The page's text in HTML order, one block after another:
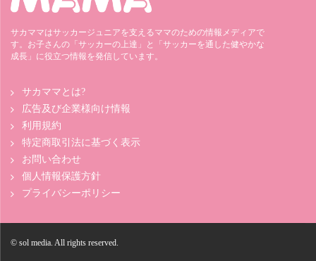
サカママはサッカージュニアを支えるママのための情報メディアで
す。お子さんの「サッカーの上達」と「サッカーを通した健やかな
成長」に役立つ情報を発信しています。
サカママとは?
広告及び企業様向け情報
利用規約
特定商取引法に基づく表示
お問い合わせ
個人情報保護方針
プライバシーポリシー
© sol media. All rights reserved.